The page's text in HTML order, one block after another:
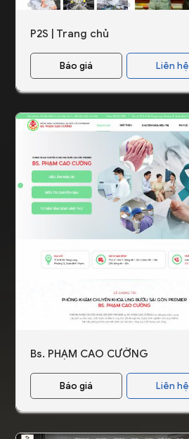
P2S | Trang chủ
Báo giá Liên hệ
Bs. PHẠM CAO CƯỜNG
Báo giá Liên hệ